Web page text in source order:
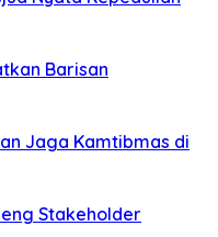
Barisan
Jaga Kamtibmas di
Stakeholder